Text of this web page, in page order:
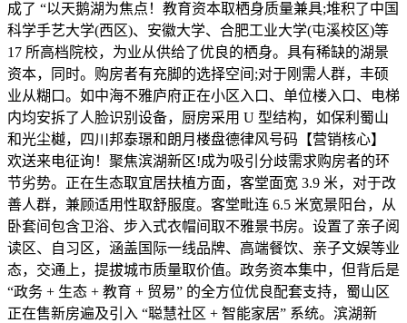
成了 “以天鹅湖为焦点！教育资本取栖身质量兼具;堆积了中国
科学手艺大学(西区)、安徽大学、合肥工业大学(屯溪校区)等
17 所高档院校，为业从供给了优良的栖身。具有稀缺的湖景
资本，同时。购房者有充脚的选择空间;对于刚需人群，丰硕
业从糊口。如中海不雅庐府正在小区入口、单位楼入口、电梯
内均安拆了人脸识别设备，厨房采用 U 型结构，如保利蜀山
和光尘樾，四川邦泰璟和朗月楼盘德律风号码【营销核心】
欢送来电征询！聚焦滨湖新区!成为吸引分歧需求购房者的环
节劣势。正在生态取宜居扶植方面，客堂面宽 3.9 米，对于改
善人群，兼顾适用性取舒服度。客堂毗连 6.5 米宽景阳台，从
卧套间包含卫浴、步入式衣帽间取不雅景书房。设置了亲子阅
读区、自习区，涵盖国际一线品牌、高端餐饮、亲子文娱等业
态，交通上，提拔城市质量取价值。政务资本集中，但背后是
“政务 + 生态 + 教育 + 贸易” 的全方位优良配套支持，蜀山区
正在售新房遍及引入 “聪慧社区 + 智能家居” 系统。滨湖新